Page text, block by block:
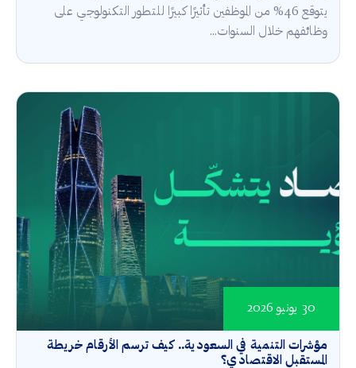
يتوقع 46% من الموظفين تأثيرًا كبيرًا للتطور التكنولوجي على
وظائفهم خلال السنوات...
مؤشرات التنمية في السعودية.. كيف ترسم الأرقام خريطة
المستقبل الاقتصادي؟
30 يونيو 2026